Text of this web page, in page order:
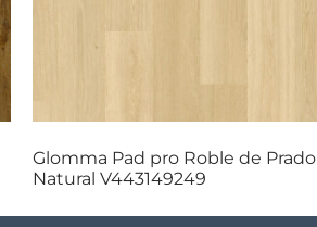
Glomma Pad pro Roble de Prado
Natural V443149249